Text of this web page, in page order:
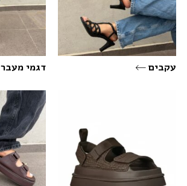
עקבים דגמי מעבר